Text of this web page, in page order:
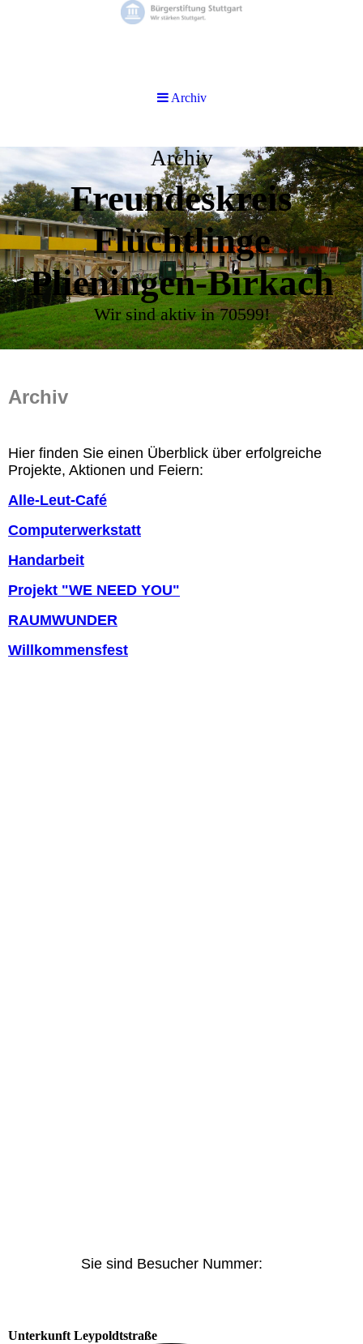
Archiv
Freundeskreis
Flüchtlinge
Plieningen-Birkach
Wir sind aktiv in 70599!
Archiv
Hier finden Sie einen Überblick über erfolgreiche
Projekte, Aktionen und Feiern:
All e-Leut-Café
Computerwerkstatt
Handarbeit
Projekt "WE NEED YOU"
RAUMWUNDER
Willkommensfest
Sie sind Besucher Nummer:
Unterkunft Leypoldtstraße
Archiv